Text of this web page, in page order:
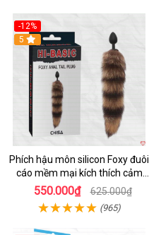
-12%
Hot
5
Phích hậu môn silicon Foxy đuôi
cáo mềm mại kích thích cảm
giác mới
550.000₫ 625.000₫
(965)